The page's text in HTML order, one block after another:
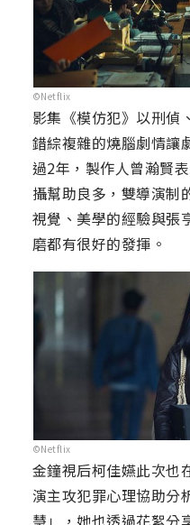
©Netflix
影集《模仿犯》以刑偵
錯綜複雜的燒腦劇情讓
過2年，製作人曾瀚賢
攝幫助良多，雙導演制
視覺、美學的經驗與張
磨都有很好的發揮。
©Netflix
金鐘視后柯佳嬿此次也
演主攻犯罪心理協助分